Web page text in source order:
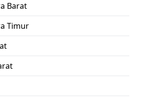
Barat
Timur